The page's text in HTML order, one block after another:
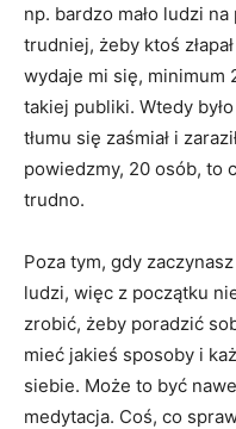
np. bardzo mało ludzi
trudniej, żeby ktoś
wydaje mi się, minimum
takiej publiki. Wtedy
tłumu się zaśmiał i
powiedzmy, 20 osób, to
trudno.
Poza tym, gdy
ludzi, więc z początku
zrobić, żeby poradzić
mieć jakieś sposoby i
siebie. Może to być
medytacja. Coś, co